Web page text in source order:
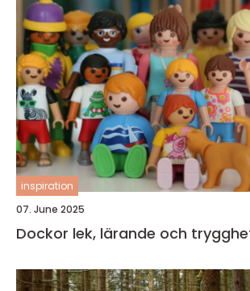
inspiration
07. June 2025
Dockor lek, lärande och